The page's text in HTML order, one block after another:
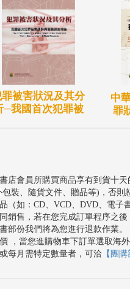
被害狀況及其分
─我國首次犯罪被
中
罪
店會員所購買商品享有到貨十
裝、隨貨文件、贈品等)，否則
（如：CD、VCD、DVD、電
銷售，若在您完成訂單程序之
部份我們將為您進行退款作業。
，當您進購物車下訂單選取海
每月需特定數量者，可洽 【團購